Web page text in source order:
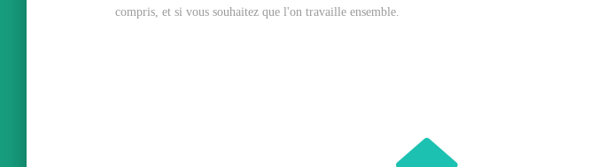
compris, et si vous souhaitez que l'on travaille ensemble.